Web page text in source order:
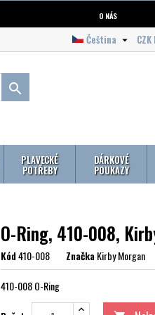
O NÁS
CZK
Čeština 

PLAVECKÉ
POTŘEBY
DÁRKOVÉ
POUKAZY
O-Ring, 410-008,
Kód410-008 ZnačkaKirby Morgan
410-008 O-Ring